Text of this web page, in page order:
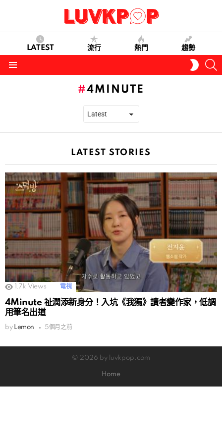
LATEST 流行 熱門 趨勢
SKIN
4MINUTE
LATEST STORIES
1.7k Views 電視
4Minute 祉潤添新身分！入坑《我獨》讀者變作家，低調
用筆名出道
by Lemon 5個月之前
© 2026 by luvkpop.com
Home